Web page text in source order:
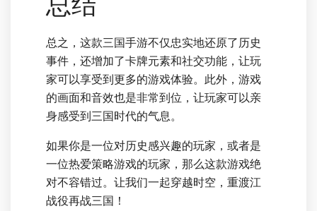
总之，这款三国手游不仅忠实地还原了历史
事件，还增加了卡牌元素和社交功能，让玩
家可以享受到更多的游戏体验。此外，游戏
的画面和音效也是非常到位，让玩家可以亲
身感受到三国时代的气息。
如果你是一位对历史感兴趣的玩家，或者是
一位热爱策略游戏的玩家，那么这款游戏绝
对不容错过。让我们一起穿越时空，重渡江
战役再战三国！